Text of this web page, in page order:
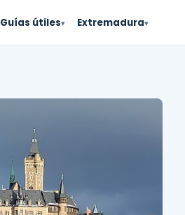
Guías útiles▾ Extremadura▾